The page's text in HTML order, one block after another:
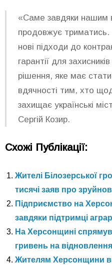
«Саме завдяки нашим
продовжує
нові підходи до
гарантії для
рішення, яке має
вдячності тим, хто
захищає українські
Сергій Козир.
Схожі Публікації:
Жителі Білозерської
тисячі заяв про
Підприємство на
завдяки підтримці
На Херсонщині
гривень на
Жителям Херсонщини